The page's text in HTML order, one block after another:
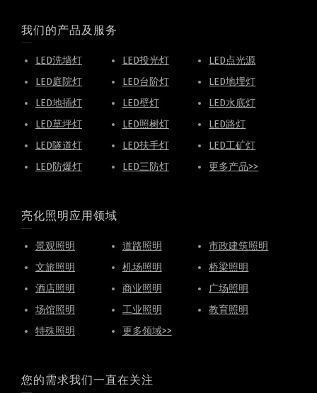
我们的产品及服务
LED洗墙灯 LED投光灯
LED点光源
LED庭院灯
LED台阶灯
LED地埋灯
LED地插灯
LED壁灯
LED水底灯
LED草坪灯
LED照树灯
LED路灯
LED隧道灯
LED扶手灯
LED工矿灯
LED防爆灯
LED三防灯 更多产品>>
亮化照明应用领域
景观照明 道路照明
市政建筑照明
文旅照明
机场照明
桥梁照明
酒店照明
商业照明
广场照明
场馆照明
工业照明
教育照明
特殊照明
更多领域>>
您的需求我们一直在关注